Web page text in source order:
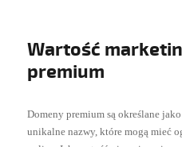
Wartość
premium
Domeny premium są określane
unikalne nazwy, które mogą mieć